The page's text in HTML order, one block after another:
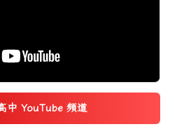
中 YouTube 頻道
(另開新視窗)